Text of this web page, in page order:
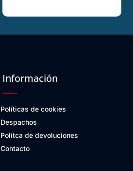
Información
Políticas de cookies
Despachos
Polítca de devoluciones
Contacto